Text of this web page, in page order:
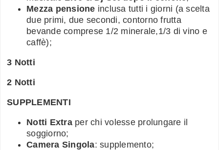
Mezza pensione inclusa tutti i giorni (a scelta
due primi, due secondi, contorno frutta
bevande comprese 1/2 minerale,1/3 di vino e
caffè);
3 Notti
2 Notti
SUPPLEMENTI
Notti Extraper chi volesse prolungare il
soggiorno;
Camera Singola: supplemento;